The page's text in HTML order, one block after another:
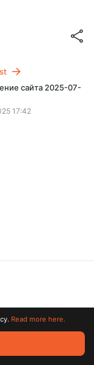
сайта 2025-07-
17:42
All trademarks
Read more here.